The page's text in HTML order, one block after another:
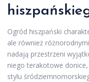
Ogród hiszpański
ale również różnorodnymi
nadają przestrzeni
niego terakotowe
stylu